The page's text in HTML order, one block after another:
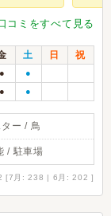
コミをすべて見る
土 日
祝
● ●
● ●
ー / 鳥
/ 駐車場
[7月: 238 | 6月: 202 ]